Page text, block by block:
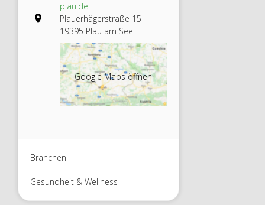
plau.de
Plauerhägerstraße 15
19395 Plau am See
Google Maps öffnen
Branchen
Gesundheit & Wellness